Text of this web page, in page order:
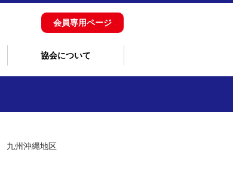
会員専用ページ
協会について
九州沖縄地区